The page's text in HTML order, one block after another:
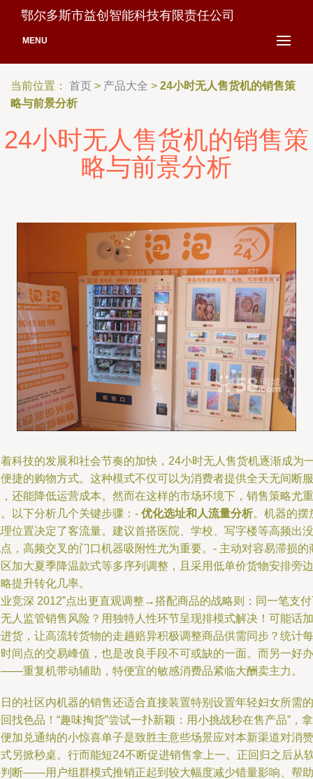
鄂尔多斯市益创智能科技有限责任公司
MENU
当前位置： 首页 > 产品大全 > 24小时无人售货机的销售策
略与前景分析
24小时无人售货机的销售策
略与前景分析
科技的发展和社会节奏的加快，24小时无人售货机逐渐成为
捷的购物方式。这种模式不仅可以为消费者提供全天无间断服
还能降低运营成本。然而在这样的市场环境下，销售策略尤重
以下分析几个关键步骤：- 优化选址和人流量分析。机器的摆
位置决定了客流量。建议首搭医院、学校、写字楼等高频出没
，高频交叉的门口机器吸附性尤为重要。- 主动对容易滞损的
加大夏季降温款式等多序列调整，且采用低单价货物安排旁边
提升转化几率。
竞深 2012”点出更直观调整→搭配商品的战略则：同一笔支
人监管销售风险？用独特人性环节呈现排模式解决！可能话加
货，让高流转货物的走趟赔异积极调整商品供需同步？统计每
间点的交易峰值，也是改良手段不可或缺的一面。而另一好办
重复机带动辅助，特便宜的敏感消费品紧临大酬卖主力。
的社区内机器的销售还适合直接装置特别设置年轻妇女所需的
找色品！“趣味掏货”尝试一扑新颖：用小挑战秒在售产品”，拿
加兑通纳的小惊喜单子是致胜主意些场景应对本新渠道对消赞
另掀秒桌。行而能短24不断促进销售拿上一。正回归之后从
断——用户组群模式推销正起到较大幅度减少错量影响、帮助